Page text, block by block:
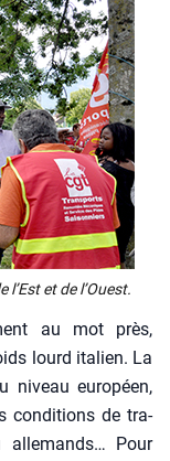
et de l’Ouest.
au mot près,
lourd ita­lien. La
niveau euro­péen,
condi­tions de tra­
Pour